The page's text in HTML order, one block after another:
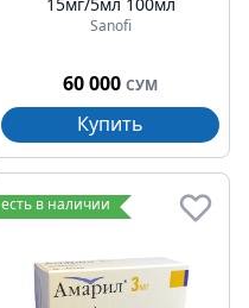
Sanofi
60 000 СУМ
Купить
есть в наличии